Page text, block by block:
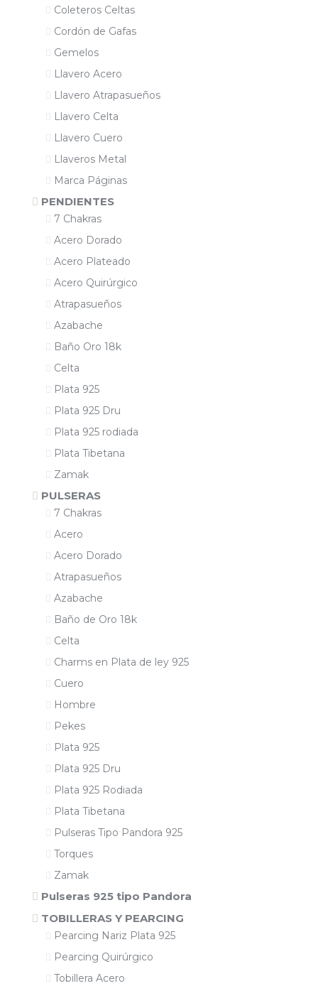
Coleteros Celtas
Cordón de Gafas
Gemelos
Llavero Acero
Llavero Atrapasueños
Llavero Celta
Llavero Cuero
Llaveros Metal
Marca Páginas
PENDIENTES
7 Chakras
Acero Dorado
Acero Plateado
Acero Quirúrgico
Atrapasueños
Azabache
Baño Oro 18k
Celta
Plata 925
Plata 925 Dru
Plata 925 rodiada
Plata Tibetana
Zamak
PULSERAS
7 Chakras
Acero
Acero Dorado
Atrapasueños
Azabache
Baño de Oro 18k
Celta
Charms en Plata de ley 925
Cuero
Hombre
Pekes
Plata 925
Plata 925 Dru
Plata 925 Rodiada
Plata Tibetana
Pulseras Tipo Pandora 925
Torques
Zamak
Pulseras 925 tipo Pandora
TOBILLERAS Y PEARCING
Pearcing Nariz Plata 925
Pearcing Quirúrgico
Tobillera Acero